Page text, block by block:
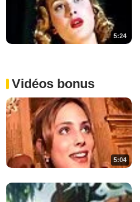
5:24
Vidéos bonus
5:04